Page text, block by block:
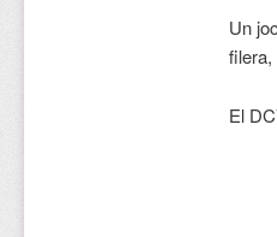
Un
filera,
El